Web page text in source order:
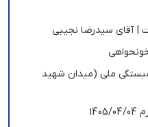
| آقای سیدرضا نجیبی
ملی (میدان شهید